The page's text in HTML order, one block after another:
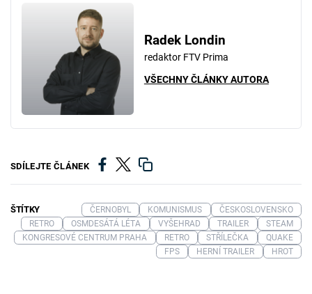
Radek Londin
redaktor FTV Prima
VŠECHNY ČLÁNKY AUTORA
SDÍLEJTE ČLÁNEK
ŠTÍTKY ČERNOBYL KOMUNISMUS
ČESKOSLOVENSKO
RETRO
OSMDESÁTÁ LÉTA VYŠEHRAD TRAILER
STEAM
KONGRESOVÉ CENTRUM PRAHA
RETRO STŘÍLEČKA
QUAKE
FPS
HERNÍ TRAILER HROT